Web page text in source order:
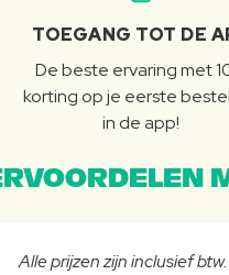
TOEGANG TOT DE
De beste ervaring met
korting op je eerste
in de app!
Alle prijzen zijn inclusief